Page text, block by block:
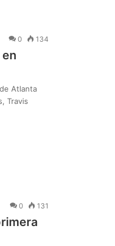
0 134
Atlanta
Travis
0 131